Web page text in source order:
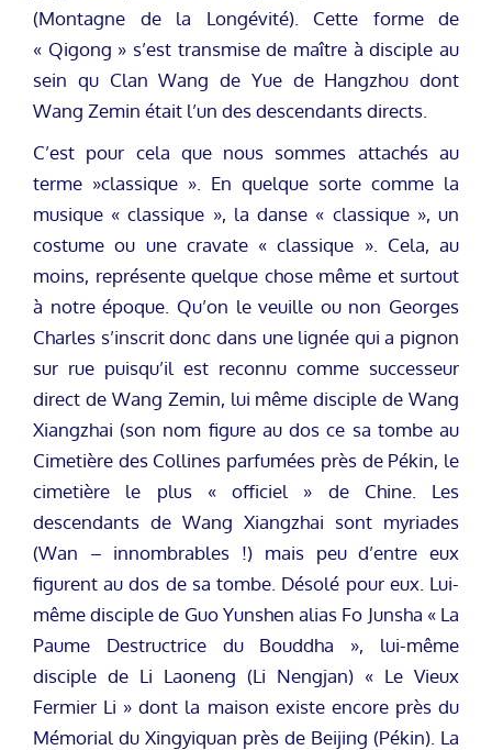
(Montagne de la Longévité). Cette forme de
« Qigong » s’est transmise de maître à disciple au
sein qu Clan Wang de Yue de Hangzhou dont
Wang Zemin était l’un des descendants directs.
C’est pour cela que nous sommes attachés au
terme »classique ». En quelque sorte comme la
musique « classique », la danse « classique », un
costume ou une cravate « classique ». Cela, au
moins, représente quelque chose même et surtout
à notre époque. Qu’on le veuille ou non Georges
Charles s’inscrit donc dans une lignée qui a pignon
sur rue puisqu’il est reconnu comme successeur
direct de Wang Zemin, lui même disciple de Wang
Xiangzhai (son nom figure au dos ce sa tombe au
Cimetière des Collines parfumées près de Pékin, le
cimetière le plus « officiel » de Chine. Les
descendants de Wang Xiangzhai sont myriades
(Wan – innombrables !) mais peu d’entre eux
figurent au dos de sa tombe. Désolé pour eux. Lui-
même disciple de Guo Yunshen alias Fo Junsha « La
Paume Destructrice du Bouddha », lui-même
disciple de Li Laoneng (Li Nengjan) « Le Vieux
Fermier Li » dont la maison existe encore près du
Mémorial du Xingyiquan près de Beijing (Pékin). La